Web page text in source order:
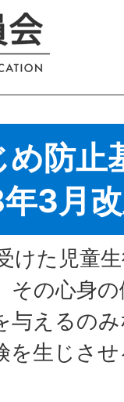
防止
3月
けた児童
その心身
与えるの
を生じさ